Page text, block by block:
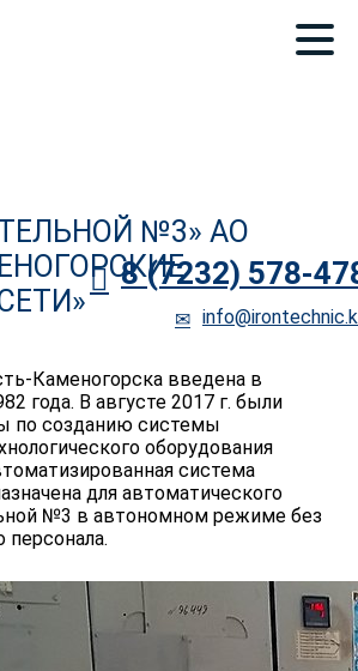
8 (7232) 578-
№3» АО
Каменогорска введена в
года. В августе 2017 г. были
по созданию системы
оборудования
система
для автоматического
№3 в автономном режиме без
персонала.